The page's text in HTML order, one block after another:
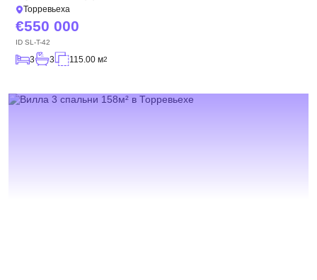
Торревьеха
550 000
ID SL-T-42
3 3 115.00 м2